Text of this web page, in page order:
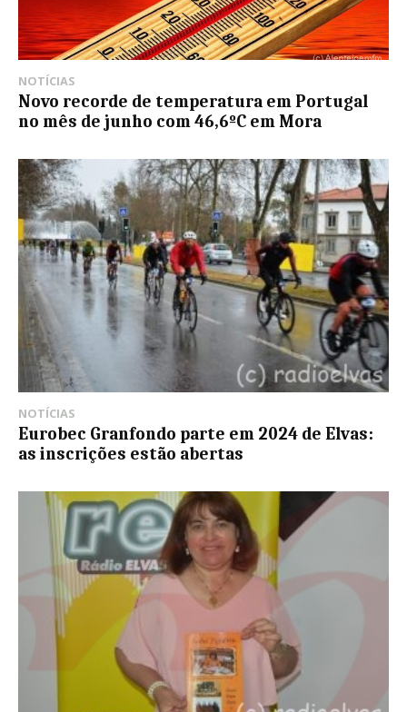
NOTÍCIAS
Novo recorde de temperatura em Portugal
no mês de junho com 46,6ºC em Mora
NOTÍCIAS
Eurobec Granfondo parte em 2024 de Elvas:
as inscrições estão abertas